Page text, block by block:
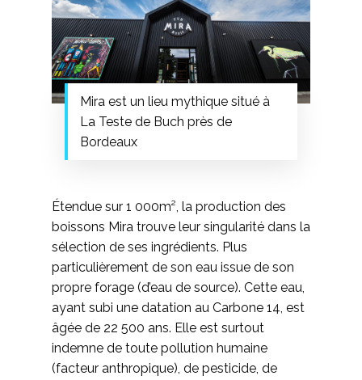
Mira est un lieu mythique situé à
La Teste de Buch près de
Bordeaux
Étendue sur 1 000m², la production des
boissons Mira trouve leur singularité dans la
sélection de ses ingrédients. Plus
particulièrement de son eau issue de son
propre forage (d’eau de source). Cette eau,
ayant subi une datation au Carbone 14, est
âgée de 22 500 ans. Elle est surtout
indemne de toute pollution humaine
(facteur anthropique), de pesticide, de